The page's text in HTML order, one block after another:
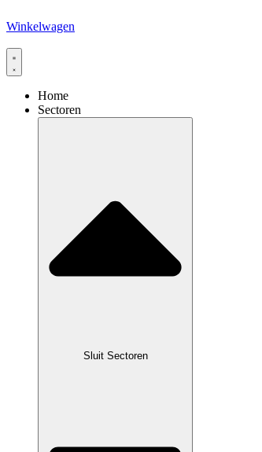
Winkelwagen
Home
Sectoren
Sluit Sectoren